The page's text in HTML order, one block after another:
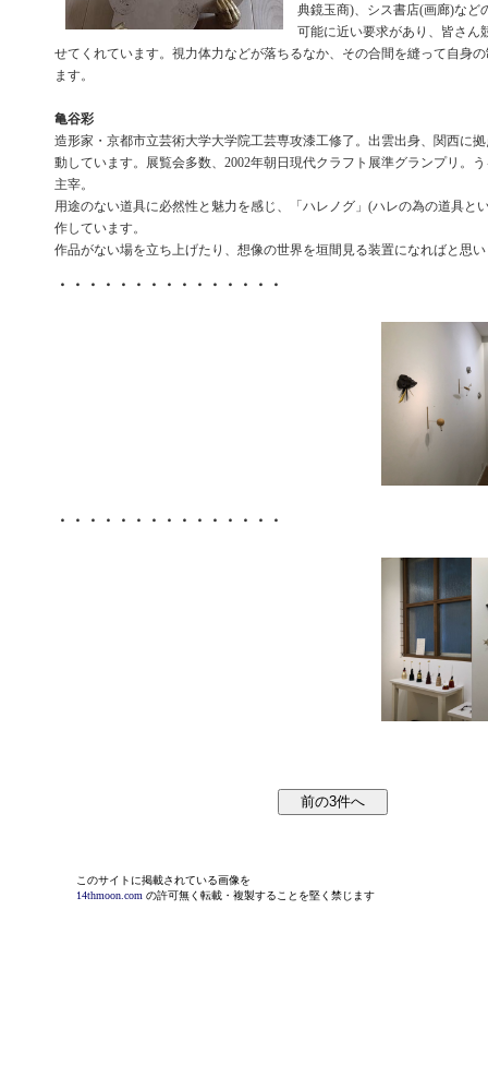
典鏡玉商)、シス書店(画廊)など
可能に近い要求があり、皆さん
せてくれています。視力体力などが落ちるなか、その合間を縫って自身
ます。
亀谷彩
造形家・京都市立芸術大学大学院工芸専攻漆工修了。出雲出身、関西に
動しています。展覧会多数、2002年朝日現代クラフト展準グランプリ。
主宰。
用途のない道具に必然性と魅力を感じ、「ハレノグ」(ハレの為の道具と
作しています。
作品がない場を立ち上げたり、想像の世界を垣間見る装置になればと思
・・・・・・・・・・・・・・・
・・・・・・・・・・・・・・・
このサイトに掲載されている画像を
14thmoon.com の許可無く転載・複製することを堅く禁じます